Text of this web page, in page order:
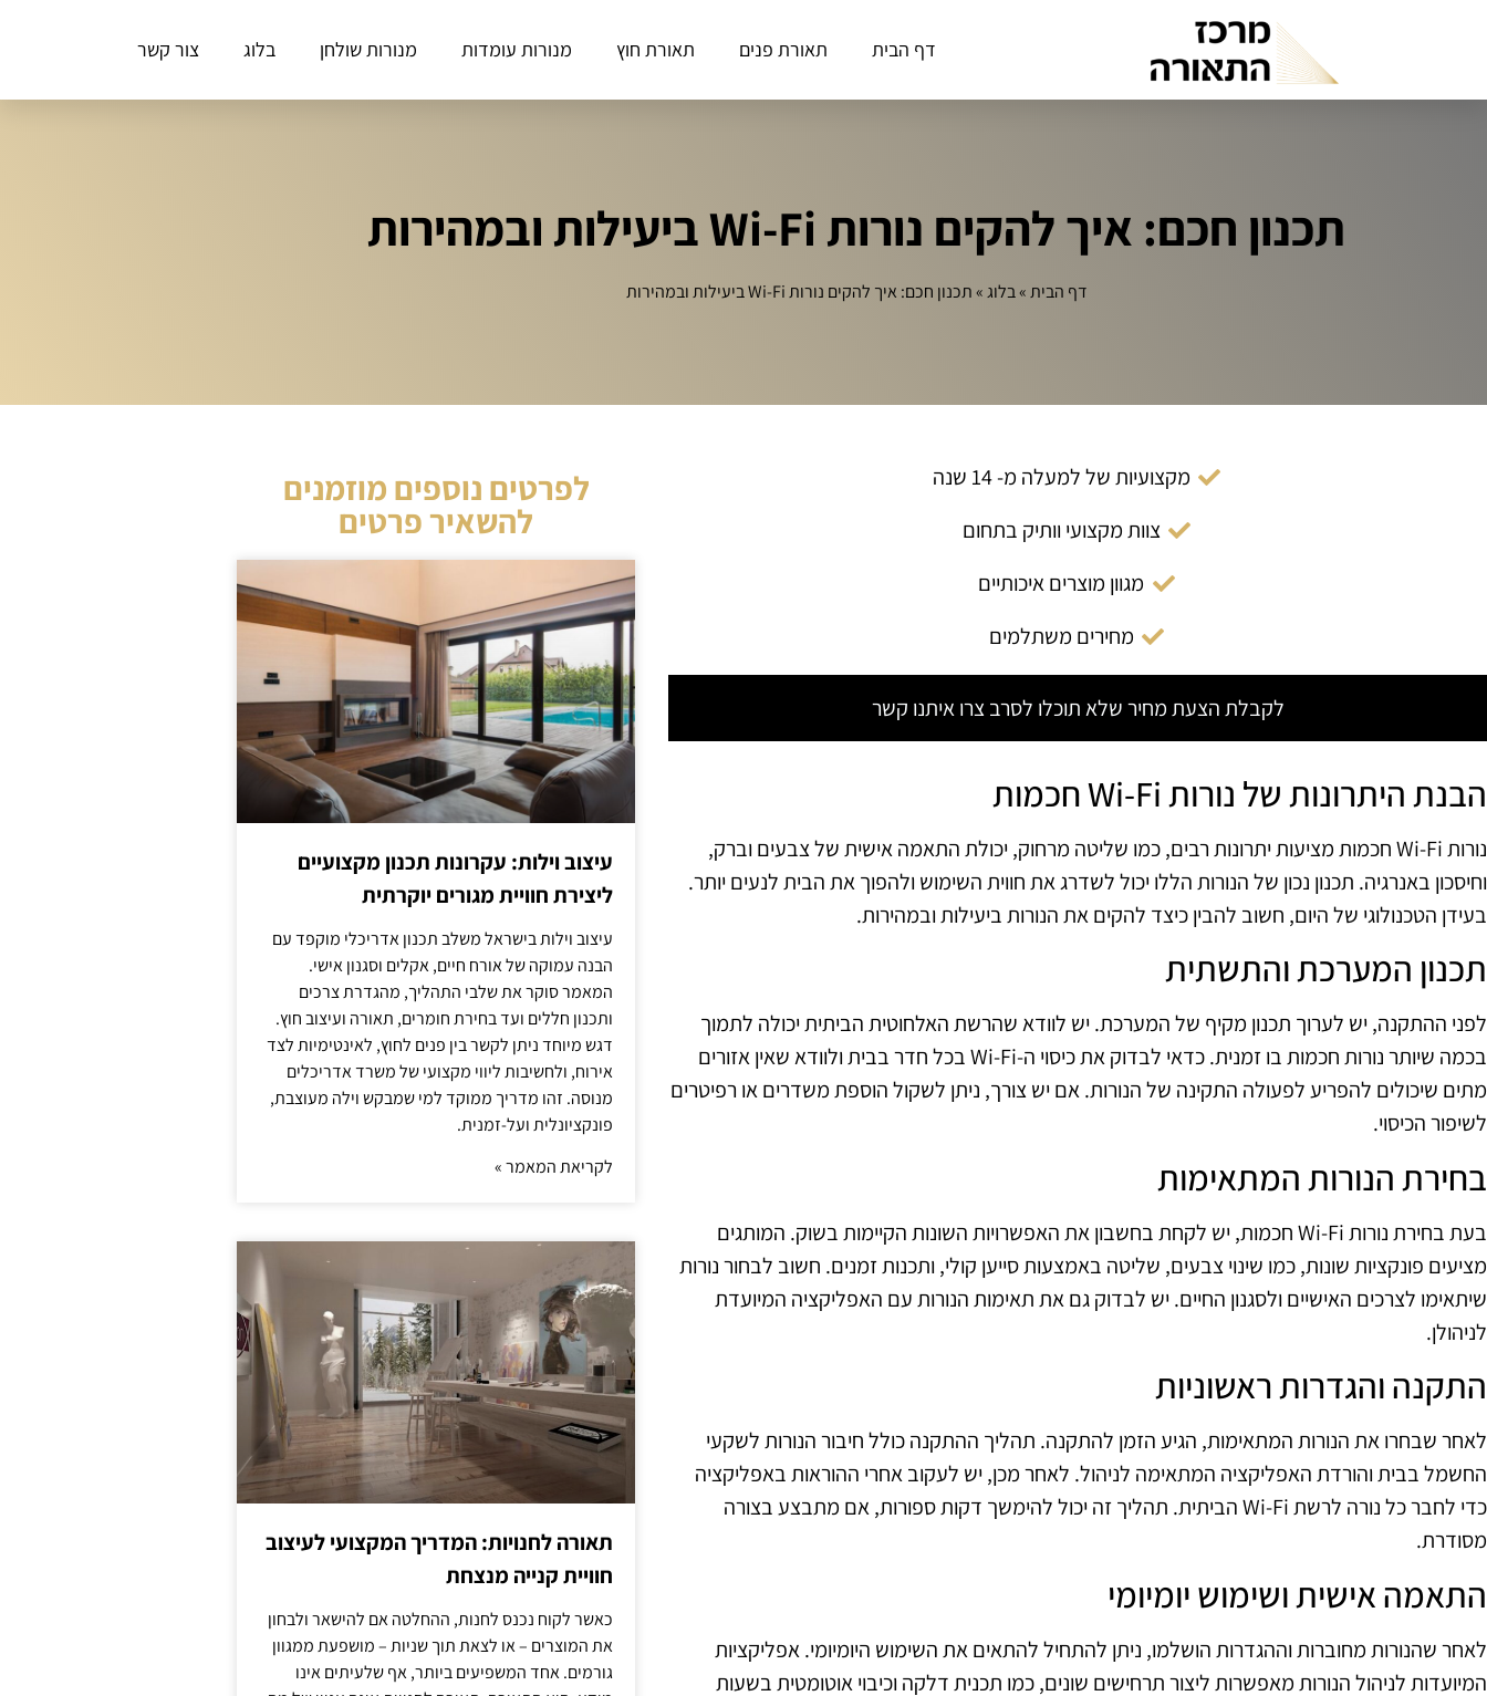
דף הבית תאורת פנים תאורת חוץ מנורות עומדות מנורות שולחן בלוג צור קשר
תכנון חכם: איך להקים נורות Wi-Fi ביעילות ובמהירות
דף הבית»בלוג»תכנון חכם: איך להקים נורות Wi-Fi ביעילות ובמהירות
מקצועיות של למעלה מ- 14 שנה
צוות מקצועי וותיק בתחום
מגוון מוצרים איכותיים
מחירים משתלמים
לקבלת הצעת מחיר שלא תוכלו לסרב צרו איתנו קשר
הבנת היתרונות של נורות Wi-Fi חכמות
נורות Wi-Fi חכמות מציעות יתרונות רבים, כמו שליטה מרחוק, יכולת התאמה אישית של צבעים וברק,
וחיסכון באנרגיה. תכנון נכון של הנורות הללו יכול לשדרג את חווית השימוש ולהפוך את הבית לנעים יותר.
בעידן הטכנולוגי של היום, חשוב להבין כיצד להקים את הנורות ביעילות ובמהירות.
תכנון המערכת והתשתית
לפני ההתקנה, יש לערוך תכנון מקיף של המערכת. יש לוודא שהרשת האלחוטית הביתית יכולה לתמוך
בכמה שיותר נורות חכמות בו זמנית. כדאי לבדוק את כיסוי ה-Wi-Fi בכל חדר בבית ולוודא שאין אזורים
מתים שיכולים להפריע לפעולה התקינה של הנורות. אם יש צורך, ניתן לשקול הוספת משדרים או רפיטרים
לשיפור הכיסוי.
בחירת הנורות המתאימות
בעת בחירת נורות Wi-Fi חכמות, יש לקחת בחשבון את האפשרויות השונות הקיימות בשוק. המותגים
מציעים פונקציות שונות, כמו שינוי צבעים, שליטה באמצעות סייען קולי, ותכנות זמנים. חשוב לבחור נורות
שיתאימו לצרכים האישיים ולסגנון החיים. יש לבדוק גם את תאימות הנורות עם האפליקציה המיועדת
לניהולן.
התקנה והגדרות ראשוניות
לאחר שבחרו את הנורות המתאימות, הגיע הזמן להתקנה. תהליך ההתקנה כולל חיבור הנורות לשקעי
החשמל בבית והורדת האפליקציה המתאימה לניהול. לאחר מכן, יש לעקוב אחרי ההוראות באפליקציה
כדי לחבר כל נורה לרשת Wi-Fi הביתית. תהליך זה יכול להימשך דקות ספורות, אם מתבצע בצורה
מסודרת.
התאמה אישית ושימוש יומיומי
לאחר שהנורות מחוברות וההגדרות הושלמו, ניתן להתחיל להתאים את השימוש היומיומי. אפליקציות
המיועדות לניהול הנורות מאפשרות ליצור תרחישים שונים, כמו תכנית דלקה וכיבוי אוטומטית בשעות
לפרטים נוספים מוזמנים
להשאיר פרטים
עיצוב וילות: עקרונות תכנון מקצועיים
ליצירת חוויית מגורים יוקרתית
עיצוב וילות בישראל משלב תכנון אדריכלי מוקפד עם
הבנה עמוקה של אורח חיים, אקלים וסגנון אישי.
המאמר סוקר את שלבי התהליך, מהגדרת צרכים
ותכנון חללים ועד בחירת חומרים, תאורה ועיצוב חוץ.
דגש מיוחד ניתן לקשר בין פנים לחוץ, לאינטימיות לצד
אירוח, ולחשיבות ליווי מקצועי של משרד אדריכלים
מנוסה. זהו מדריך ממוקד למי שמבקש וילה מעוצבת,
פונקציונלית ועל-זמנית.
לקריאת המאמר »
תאורה לחנויות: המדריך המקצועי לעיצוב
חוויית קנייה מנצחת
כאשר לקוח נכנס לחנות, ההחלטה אם להישאר ולבחון
את המוצרים – או לצאת תוך שניות – מושפעת ממגוון
גורמים. אחד המשפיעים ביותר, אף שלעיתים אינו